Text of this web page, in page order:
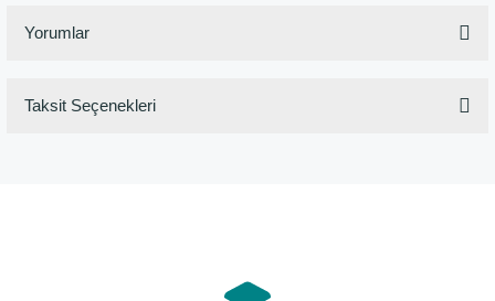
Yorumlar
Taksit Seçenekleri